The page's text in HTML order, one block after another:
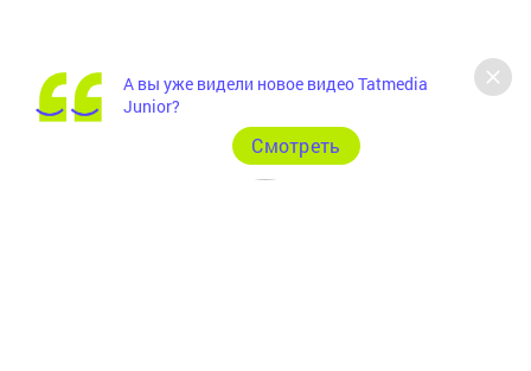
А вы уже видели новое видео Tatmedia
Junior?
Cмотреть